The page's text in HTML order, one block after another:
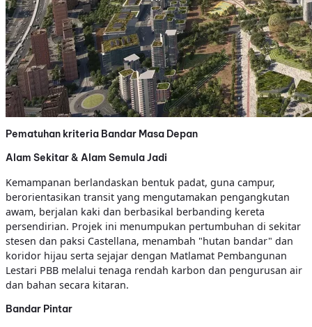
Pematuhan kriteria Bandar Masa Depan
Alam Sekitar & Alam Semula Jadi
Kemampanan berlandaskan bentuk padat, guna campur,
berorientasikan transit yang mengutamakan pengangkutan
awam, berjalan kaki dan berbasikal berbanding kereta
persendirian. Projek ini menumpukan pertumbuhan di sekitar
stesen dan paksi Castellana, menambah "hutan bandar" dan
koridor hijau serta sejajar dengan Matlamat Pembangunan
Lestari PBB melalui tenaga rendah karbon dan pengurusan air
dan bahan secara kitaran.
Bandar Pintar